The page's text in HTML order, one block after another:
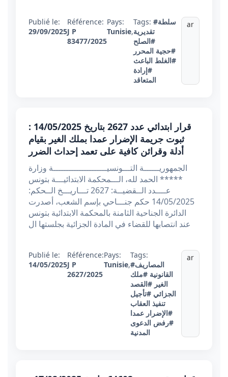
Publié le:
29/09/2025
Référence:
J P
83477/2025
Pays:
Tunisie,
Tags: #سلطة
تقديرية
#الصلح
#حجية المحرر
#الغلط الباعث
#إرادة
المتعاقد
ar
قرار ابتدائي عدد 2627 بتاريخ 14/05/2025 :
ثبوت جريمة الإضرار عمدا بملك الغير بقيام
أدلة وقرائن كافية على تعمد إحداث الضرر
الجمهوريــــــة التـــونسيـــــــــــــــــــــة وزارة
***** الحمد لله، الـــمحكمة الابتدائيـــة بتونس
عــــدد الــقضيــة: 2627 تـــاريـــخ الــحكم:
14/05/2025 حكم جنـــاحي بإسم الشعب، أصدرت
الدائرة الجناحية الثامنة بالمحكمة الابتدائية بتونس
عند انتصابها للقضاء في المادة الجزائية بجلستها ال
Publié le:
14/05/2025
Référence:
J P
2627/2025
Pays:
Tunisie,
Tags:
#المصاريف
القانونية #ملك
الغير #القصد
الجزائي #تأجيل
تنفيذ العقاب
#الإضرار عمدا
#رفض الدعوى
المدنية
ar